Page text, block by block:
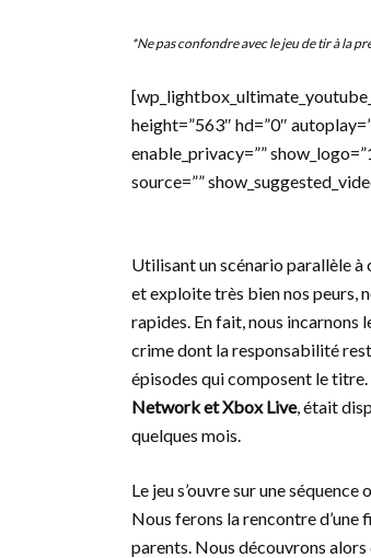
*Ne pas confondre avec le jeu de tir à la
height=”563″ hd=”0″
enable_privacy=””
source=””
Utilisant un scénario parallèle à
et exploite très bien nos peurs,
rapides. En fait, nous incarnons
crime dont la responsabilité
épisodes qui composent le titre.
Network et Xbox Live, était
quelques mois.
Le jeu s’ouvre sur une
Nous ferons la rencontre d’une
parents. Nous découvrons